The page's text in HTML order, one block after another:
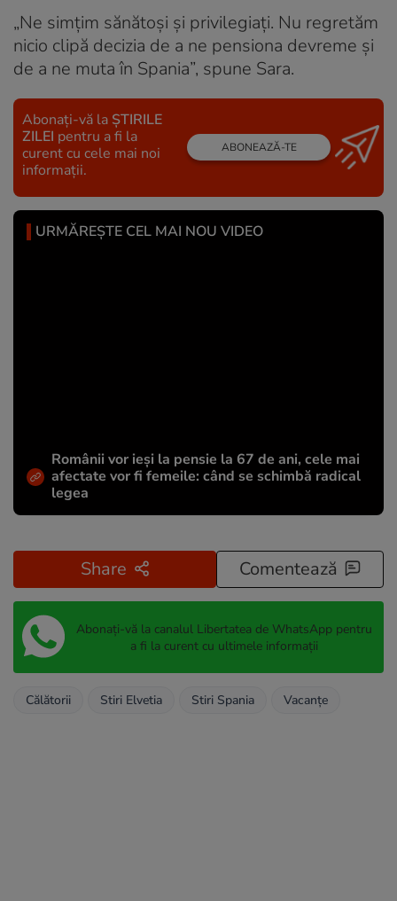
„Ne simțim sănătoși și privilegiați. Nu regretăm
nicio clipă decizia de a ne pensiona devreme și
de a ne muta în Spania”, spune Sara.
Abonați-vă la ȘTIRILE
ZILEI pentru a fi la
curent cu cele mai noi
informații.
ABONEAZĂ-TE
URMĂREȘTE CEL MAI NOU VIDEO
Românii vor ieși la pensie la 67 de ani, cele mai
afectate vor fi femeile: când se schimbă radical
legea
Share Comentează
Abonați-vă la canalul Libertatea de WhatsApp pentru
a fi la curent cu ultimele informații
Călătorii Stiri Elvetia Stiri Spania Vacanțe